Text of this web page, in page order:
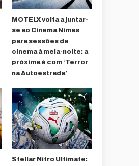
MOTELX volta a juntar-
se ao Cinema Nimas
para sessões de
cinema à meia-noite: a
próxima é com ‘Terror
na Autoestrada’
Stellar Nitro Ultimate: